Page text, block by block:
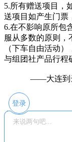
5.所有赠送项目，
送项目如产生门票
6.在不影响原所包
服从多数的原则，
（下车自由活动
与组团社产品行程
——大连到
登录